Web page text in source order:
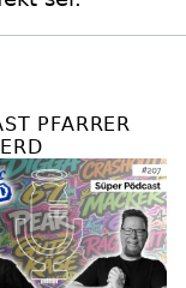
PFARRER